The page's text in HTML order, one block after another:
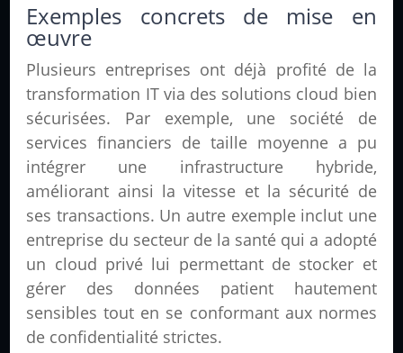
Exemples concrets de mise en
œuvre
Plusieurs entreprises ont déjà profité de la
transformation IT via des solutions cloud bien
sécurisées. Par exemple, une société de
services financiers de taille moyenne a pu
intégrer une infrastructure hybride,
améliorant ainsi la vitesse et la sécurité de
ses transactions. Un autre exemple inclut une
entreprise du secteur de la santé qui a adopté
un cloud privé lui permettant de stocker et
gérer des données patient hautement
sensibles tout en se conformant aux normes
de confidentialité strictes.